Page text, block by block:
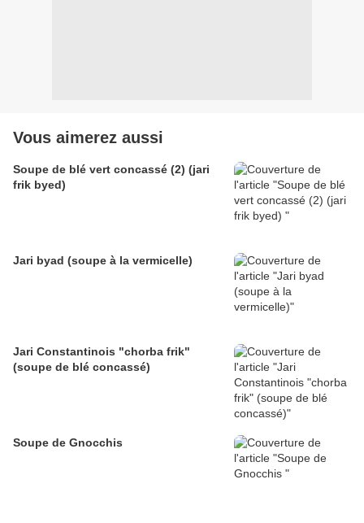
Vous aimerez aussi
Soupe de blé vert concassé (2) (jari
frik byed)
Jari byad (soupe à la vermicelle)
Jari Constantinois "chorba frik"
(soupe de blé concassé)
Soupe de Gnocchis